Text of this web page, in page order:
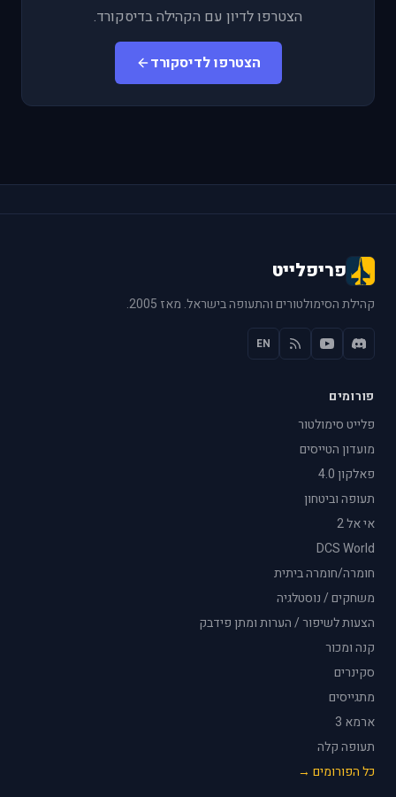
הצטרפו לדיון עם הקהילה בדיסקורד.
הצטרפו לדיסקורד
פריפלייט
קהילת הסימולטורים והתעופה בישראל. מאז 2005.
EN
פורומים
פלייט סימולטור
מועדון הטייסים
פאלקון 4.0
תעופה וביטחון
אי אל 2
DCS World
חומרה/חומרה ביתית
משחקים / נוסטלגיה
הצעות לשיפור / הערות ומתן פידבק
קנה ומכור
סקינרים
מתגייסים
ארמא 3
תעופה קלה
כל הפורומים →